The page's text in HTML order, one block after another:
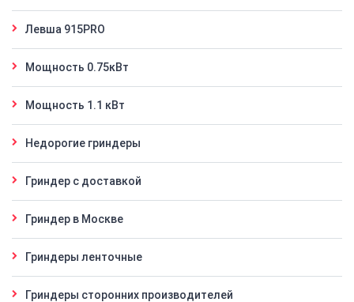
Левша 915PRO
Мощность 0.75кВт
Мощность 1.1 кВт
Недорогие гриндеры
Гриндер с доставкой
Гриндер в Москве
Гриндеры ленточные
Гриндеры сторонних производителей